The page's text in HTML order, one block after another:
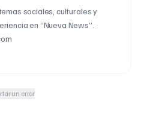
sociales, culturales y
en “Nueva News”.
un error